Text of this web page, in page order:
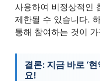
사용하여 비정상적인
제한될 수 있습니다.
통해 참여하는 것이
결론: 지금 바로 ‘
요!